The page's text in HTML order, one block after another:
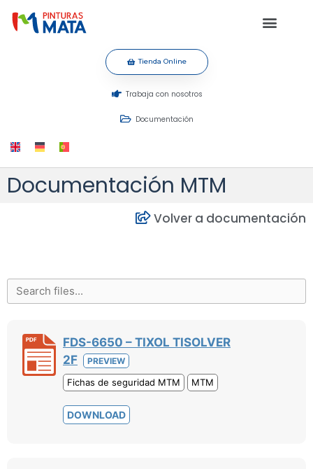
Tienda Online
Trabaja con nosotros
Documentación
Documentación MTM
Volver a documentación
FDS-6650 – TIXOL TISOLVER
2F
PREVIEW
Fichas de seguridad MTM MTM
DOWNLOAD